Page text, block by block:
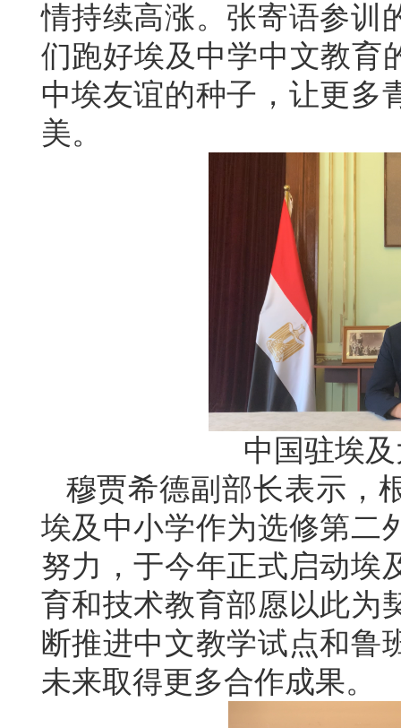
情持续高涨。张寄语参训
们跑好埃及中学中文教育
中埃友谊的种子，让更多
美。
中国驻埃
穆贾希德副部长表示，
埃及中小学作为选修第二
努力，于今年正式启动埃
育和技术教育部愿以此为
断推进中文教学试点和鲁
未来取得更多合作成果。